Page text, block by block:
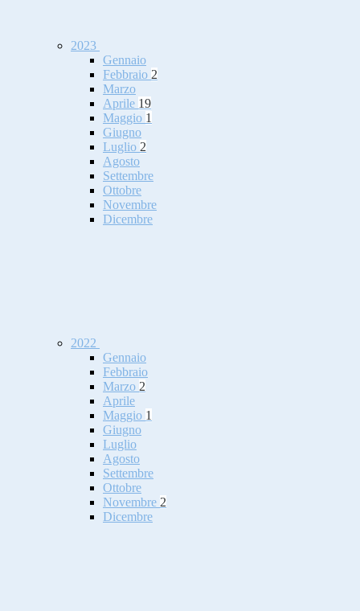
2023
Gennaio
Febbraio 2
Marzo
Aprile 19
Maggio 1
Giugno
Luglio 2
Agosto
Settembre
Ottobre
Novembre
Dicembre
2022
Gennaio
Febbraio
Marzo 2
Aprile
Maggio 1
Giugno
Luglio
Agosto
Settembre
Ottobre
Novembre 2
Dicembre